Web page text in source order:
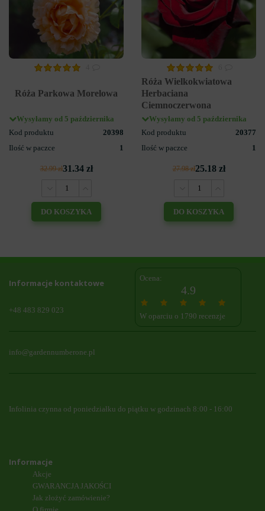
Róża Parkowa Morelowa
Wysyłamy od 5 października
Kod produktu
20398
Ilość w paczce
1
32.99 zł31.34 zł
DO KOSZYKA
Róża Wielkokwiatowa
Herbaciana
Ciemnoczerwona
Wysyłamy od 5 października
Kod produktu
20377
Ilość w paczce
1
27.98 zł25.18 zł
DO KOSZYKA
Informacje kontaktowe
+48 483 829 023
Ocena:
4.9
W oparciu o 1790 recenzje
info@gardennumberone.pl
Infolinia czynna od poniedziałku do piątku w godzinach 8:00 - 16:00
Informacje
Akcje
GWARANCJA JAKOŚCI
Jak złożyć zamówienie?